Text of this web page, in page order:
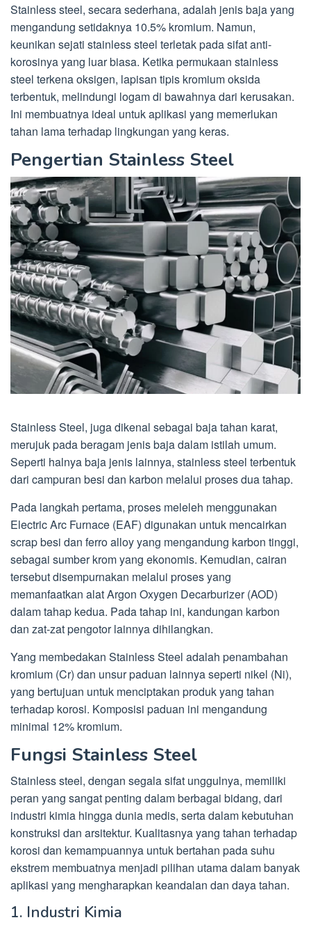
Stainless steel, secara sederhana, adalah jenis baja yang
mengandung setidaknya 10.5% kromium. Namun,
keunikan sejati stainless steel terletak pada sifat anti-
korosinya yang luar biasa. Ketika permukaan stainless
steel terkena oksigen, lapisan tipis kromium oksida
terbentuk, melindungi logam di bawahnya dari kerusakan.
Ini membuatnya ideal untuk aplikasi yang memerlukan
tahan lama terhadap lingkungan yang keras.
Pengertian Stainless Steel
Stainless Steel, juga dikenal sebagai baja tahan karat,
merujuk pada beragam jenis baja dalam istilah umum.
Seperti halnya baja jenis lainnya, stainless steel terbentuk
dari campuran besi dan karbon melalui proses dua tahap.
Pada langkah pertama, proses meleleh menggunakan
Electric Arc Furnace (EAF) digunakan untuk mencairkan
scrap besi dan ferro alloy yang mengandung karbon tinggi,
sebagai sumber krom yang ekonomis. Kemudian, cairan
tersebut disempurnakan melalui proses yang
memanfaatkan alat Argon Oxygen Decarburizer (AOD)
dalam tahap kedua. Pada tahap ini, kandungan karbon
dan zat-zat pengotor lainnya dihilangkan.
Yang membedakan Stainless Steel adalah penambahan
kromium (Cr) dan unsur paduan lainnya seperti nikel (Ni),
yang bertujuan untuk menciptakan produk yang tahan
terhadap korosi. Komposisi paduan ini mengandung
minimal 12% kromium.
Fungsi Stainless Steel
Stainless steel, dengan segala sifat unggulnya, memiliki
peran yang sangat penting dalam berbagai bidang, dari
industri kimia hingga dunia medis, serta dalam kebutuhan
konstruksi dan arsitektur. Kualitasnya yang tahan terhadap
korosi dan kemampuannya untuk bertahan pada suhu
ekstrem membuatnya menjadi pilihan utama dalam banyak
aplikasi yang mengharapkan keandalan dan daya tahan.
1. Industri Kimia